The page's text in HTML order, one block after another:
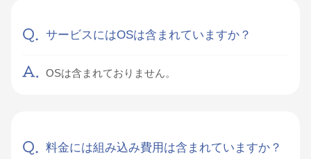
サービスにはOSは含まれていますか？
OSは含まれておりません。
料金には組み込み費用は含まれていますか？